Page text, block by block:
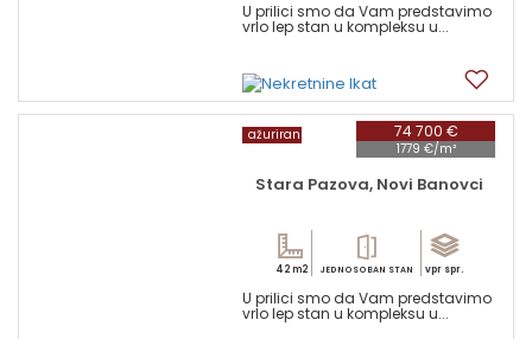
U prilici smo da Vam predstavimo
vrlo lep stan u kompleksu u...
74 700 €
1779 €/m²
ažuriran
Stara Pazova, Novi Banovci
42 m2 JEDNOSOBAN STAN vpr spr.
U prilici smo da Vam predstavimo
vrlo lep stan u kompleksu u...